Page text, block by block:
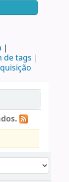
de tags